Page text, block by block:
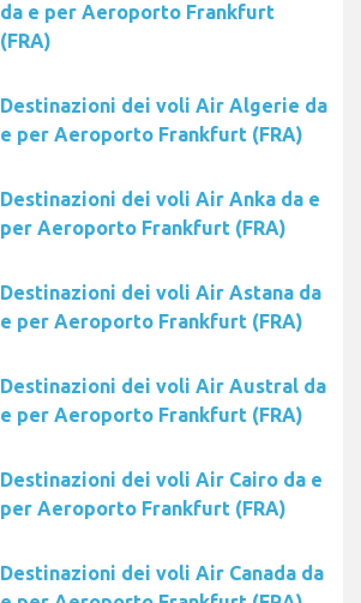
da e per Aeroporto Frankfurt
(FRA)
Destinazioni dei voli Air Algerie da
e per Aeroporto Frankfurt (FRA)
Destinazioni dei voli Air Anka da e
per Aeroporto Frankfurt (FRA)
Destinazioni dei voli Air Astana da
e per Aeroporto Frankfurt (FRA)
Destinazioni dei voli Air Austral da
e per Aeroporto Frankfurt (FRA)
Destinazioni dei voli Air Cairo da e
per Aeroporto Frankfurt (FRA)
Destinazioni dei voli Air Canada da